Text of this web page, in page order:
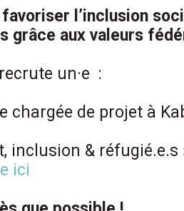
favoriser l’inclusion
grâce aux valeurs
un·e :
chargée de projet à
inclusion & réfugié.e.s
ici